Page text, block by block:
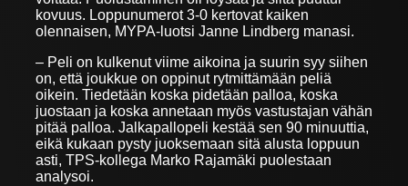
kovuus. Loppunumerot 3-0 kertovat kaiken
olennaisen, MYPA-luotsi Janne Lindberg manasi.
– Peli on kulkenut viime aikoina ja suurin syy siihen
on, että joukkue on oppinut rytmittämään peliä
oikein. Tiedetään koska pidetään palloa, koska
juostaan ja koska annetaan myös vastustajan vähän
pitää palloa. Jalkapallopeli kestää sen 90 minuuttia,
eikä kukaan pysty juoksemaan sitä alusta loppuun
asti, TPS-kollega Marko Rajamäki puolestaan
analysoi.